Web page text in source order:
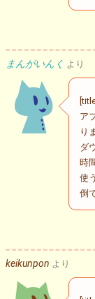
まんがいんく より
ア
り
ダ
時
使
倒
keikunpon より